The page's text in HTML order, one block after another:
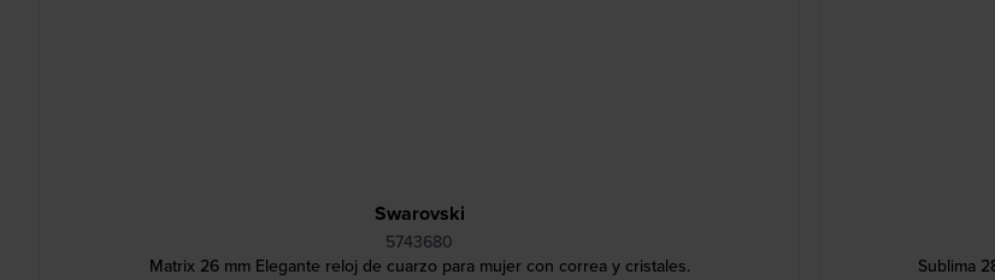
Swarovski
5743680
Matrix 26 mm Elegante reloj de cuarzo para mujer con correa y cristales.
Sublima